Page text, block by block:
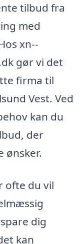
tilbud fra
med
xn--
gør vi det
firma til
Vest. Ved
kan du
der
ønsker.
ofte du vil
dig
kan